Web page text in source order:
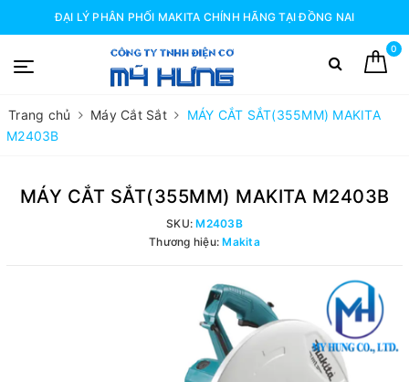
ĐẠI LÝ PHÂN PHỐI MAKITA CHÍNH HÃNG TẠI ĐỒNG NAI
0
Trang chủ Máy Cắt Sắt
MÁY CẮT SẮT(355MM) MAKITA
M2403B
MÁY CẮT SẮT(355MM) MAKITA M2403B
SKU:M2403B
Thương hiệu:Makita